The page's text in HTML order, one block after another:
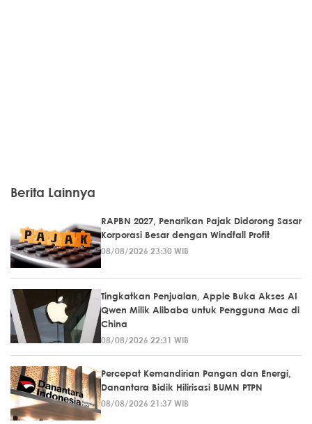
Berita Lainnya
RAPBN 2027, Penarikan Pajak Didorong Sasar
Korporasi Besar dengan Windfall Profit
08/08/2026 23:30 WIB
Tingkatkan Penjualan, Apple Buka Akses AI
Qwen Milik Alibaba untuk Pengguna Mac di
China
08/08/2026 22:31 WIB
Percepat Kemandirian Pangan dan Energi,
Danantara Bidik Hilirisasi BUMN PTPN
08/08/2026 21:37 WIB